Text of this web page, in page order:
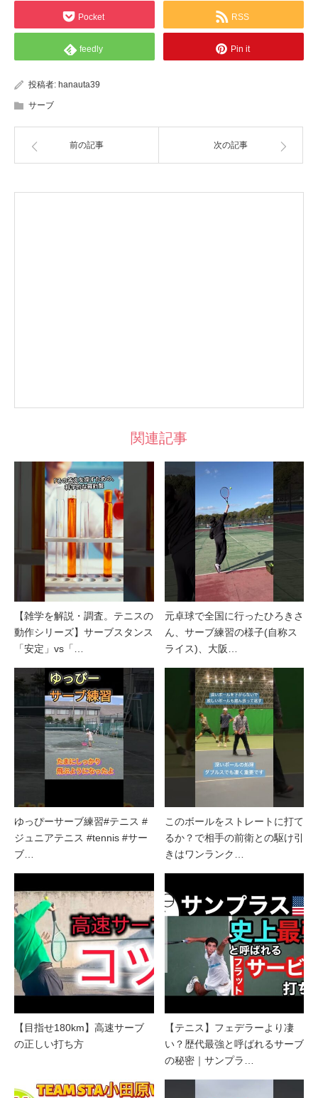
Pocket RSS
feedly Pin it
投稿者: hanauta39
サーブ
前の記事 次の記事
関連記事
【雑学を解説・調査。テニスの
動作シリーズ】サーブスタンス
「安定」vs「…
元卓球で全国に行ったひろきさ
ん、サーブ練習の様子(自称ス
ライス)、大阪…
ゆっぴーサーブ練習#テニス #
ジュニアテニス #tennis #サー
ブ…
このボールをストレートに打て
るか？で相手の前衛との駆け引
きはワンランク…
【目指せ180km】高速サーブ
の正しい打ち方
【テニス】フェデラーより凄
い？歴代最強と呼ばれるサーブ
の秘密｜サンプラ…